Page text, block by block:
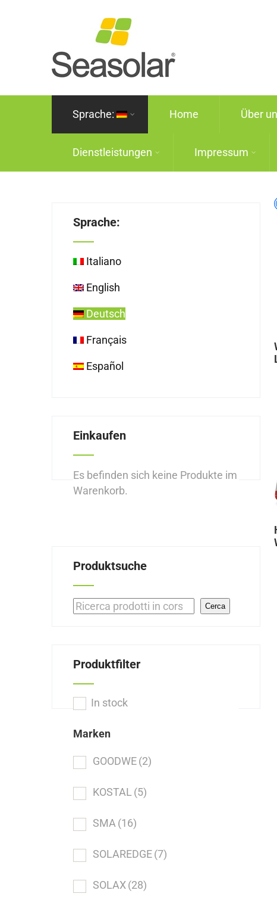
Sprache: Home Über
Dienstleistungen Impressum
Sprache:
Italiano
English
Deutsch
Français
Español
Einkaufen
Es befinden sich keine Produkte im
Warenkorb.
Produktsuche
Suchen Cerca
Produktfilter
In stock
Marken
GOODWE(2)
KOSTAL (5)
SMA (16)
SOLAREDGE(7)
SOLAX(28)